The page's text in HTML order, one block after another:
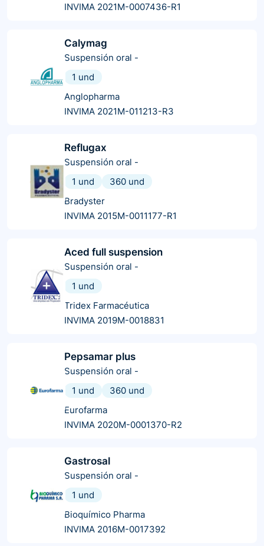
INVIMA 2021M-0007436-R1
Calymag
Suspensión oral -
1 und
Anglopharma
INVIMA 2021M-011213-R3
Reflugax
Suspensión oral -
1 und
360 und
Bradyster
INVIMA 2015M-0011177-R1
Aced full suspension
Suspensión oral -
1 und
Tridex Farmacéutica
INVIMA 2019M-0018831
Pepsamar plus
Suspensión oral -
1 und
360 und
Eurofarma
INVIMA 2020M-0001370-R2
Gastrosal
Suspensión oral -
1 und
Bioquímico Pharma
INVIMA 2016M-0017392